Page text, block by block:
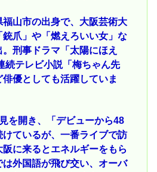
山市の出身で、大阪芸術大
爪」や「燃えろいい女」な
刑事ドラマ「太陽にほえ
続テレビ小説「梅ちゃん先
優としても活躍していま
を開き、「デビューから48
ているが、一番ライブで訪
に来るとエネルギーをもら
は外国語が飛び交い、オーバ